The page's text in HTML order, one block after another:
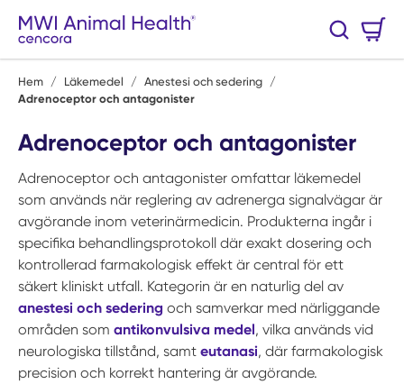
Hoppa till huvudinnehåll
Sök
Hem / Läkemedel / Anestesi och sedering /
Adrenoceptor och antagonister
Adrenoceptor och antagonister
Adrenoceptor och antagonister omfattar läkemedel
som används när reglering av adrenerga signalvägar är
avgörande inom veterinärmedicin. Produkterna ingår i
specifika behandlingsprotokoll där exakt dosering och
kontrollerad farmakologisk effekt är central för ett
säkert kliniskt utfall. Kategorin är en naturlig del av
anestesi och sedering och samverkar med närliggande
områden som antikonvulsiva medel, vilka används vid
neurologiska tillstånd, samt eutanasi, där farmakologisk
precision och korrekt hantering är avgörande.